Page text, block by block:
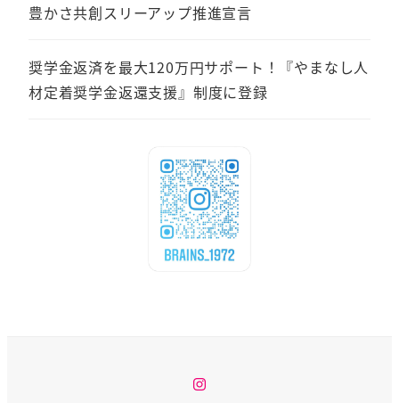
豊かさ共創スリーアップ推進宣言
奨学金返済を最大120万円サポート！『やまなし人
材定着奨学金返還支援』制度に登録
Instagram